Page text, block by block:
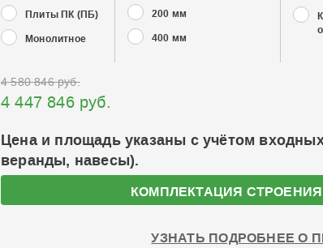
Плиты ПК (ПБ)
Монолитное
200 мм
400 мм
4 580 846 руб.
4 447 846 руб.
Цена и площадь указаны с учётом
веранды, навесы).
КОМПЛЕКТАЦИЯ
УЗНАТЬ ПОДРОБНЕЕ О